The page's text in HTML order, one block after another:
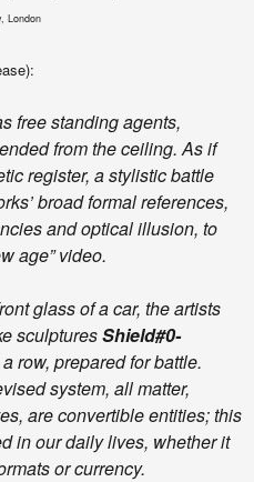
London
free standing agents,
from the ceiling. As if
register, a stylistic battle
broad formal references,
and optical illusion, to
age” video.
glass of a car, the artists
sculpturesShield#0-
row, prepared for battle.
system, all matter,
are convertible entities; this
in our daily lives, whether it
or currency.